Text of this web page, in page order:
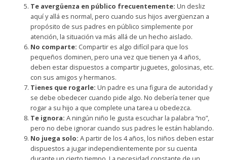
Te avergüenza en público frecuentemente: Un desliz
aquí y allá es normal, pero cuando sus hijos avergüenzan a
propósito de sus padres en público simplemente por
atención, la situación va más allá de un hecho aislado.
No comparte: Compartir es algo difícil para que los
pequeños dominen, pero una vez que tienen ya 4 años,
deben estar dispuestos a compartir juguetes, golosinas, etc.
con sus amigos y hermanos.
Tienes que rogarle: Un padre es una figura de autoridad y
se debe obedecer cuando pide algo. No debería tener que
rogar a su hijo a que complete una tarea u obedezca.
Te ignora: A ningún niño le gusta escuchar la palabra “no”,
pero no debe ignorar cuando sus padres le están hablando.
No juega solo: A partir de los 4 años, los niños deben estar
dispuestos a jugar independientemente por su cuenta